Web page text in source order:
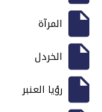
المرآة
الخردل
رؤيا العنبر